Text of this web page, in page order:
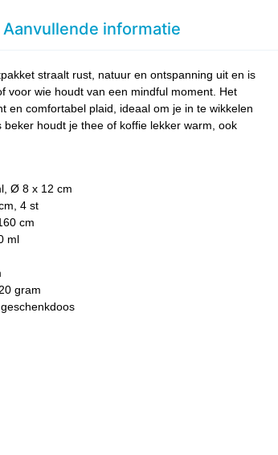
Aanvullende informatie
straalt rust, natuur en ontspanning uit en is
voor wie houdt van een mindful moment. Het
en comfortabel plaid, ideaal om je in te wikkelen
houdt je thee of koffie lekker warm, ook
Ø 8 x 12 cm
4 st
cm
ml
gram